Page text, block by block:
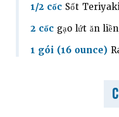
1/2 cốc Sốt
2 cốc gạo lứt ăn
1 gói (16 ounce)